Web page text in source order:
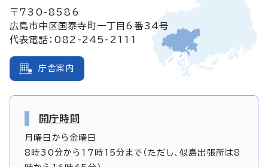
〒730-8586
広島市中区国泰寺町一丁目6番34号
代表電話：082-245-2111
庁舎案内
開庁時間
月曜日から金曜日
8時30分から17時15分まで（ただし、似島出張所は8